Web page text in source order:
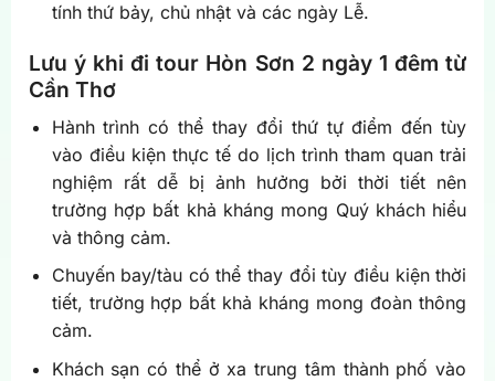
tính thứ bảy, chủ nhật và các ngày Lễ.
Lưu ý khi đi tour Hòn Sơn 2 ngày 1 đêm từ
Cần Thơ
Hành trình có thể thay đổi thứ tự điểm đến tùy
vào điều kiện thực tế do lịch trình tham quan trải
nghiệm rất dễ bị ảnh hưởng bởi thời tiết nên
trường hợp bất khả kháng mong Quý khách hiểu
và thông cảm.
Chuyến bay/tàu có thể thay đổi tùy điều kiện thời
tiết, trường hợp bất khả kháng mong đoàn thông
cảm.
Khách sạn có thể ở xa trung tâm thành phố vào